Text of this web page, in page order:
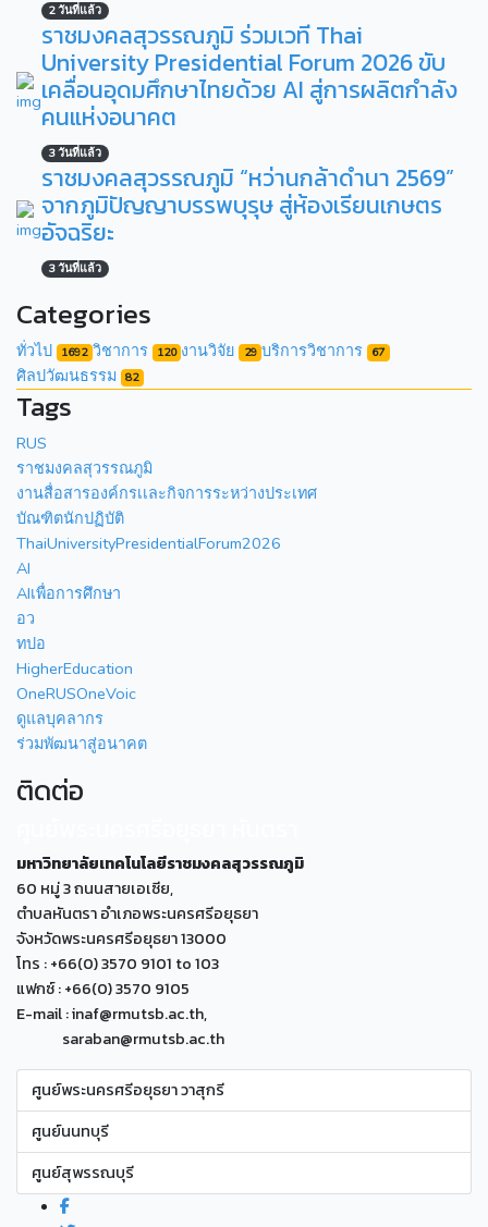
2 วันที่แล้ว
ราชมงคลสุวรรณภูมิ ร่วมเวที Thai
University Presidential Forum 2026 ขับ
เคลื่อนอุดมศึกษาไทยด้วย AI สู่การผลิตกำลัง
คนแห่งอนาคต
3 วันที่แล้ว
ราชมงคลสุวรรณภูมิ “หว่านกล้าดำนา 2569”
จากภูมิปัญญาบรรพบุรุษ สู่ห้องเรียนเกษตร
อัจฉริยะ
3 วันที่แล้ว
Categories
ทั่วไป 1692 วิชาการ 120 งานวิจัย 29 บริการวิชาการ 67
ศิลปวัฒนธรรม 82
Tags
RUS
ราชมงคลสุวรรณภูมิ
งานสื่อสารองค์กรเเละกิจการระหว่างประเทศ
บัณฑิตนักปฏิบัติ
ThaiUniversityPresidentialForum2026
AI
AIเพื่อการศึกษา
อว
ทปอ
HigherEducation
OneRUSOneVoic
ดูแลบุคลากร
ร่วมพัฒนาสู่อนาคต
ติดต่อ
มหาวิทยาลัยเทคโนโลยีราชมงคลสุวรรณภูมิ
60 หมู่ 3 ถนนสายเอเซีย,
ตำบลหันตรา อำเภอพระนครศรีอยุธยา
จังหวัดพระนครศรีอยุธยา 13000
โทร : +66(0) 3570 9101 to 103
แฟกซ์ : +66(0) 3570 9105
E-mail : inaf@rmutsb.ac.th,
saraban@rmutsb.ac.th
ศูนย์พระนครศรีอยุธยา วาสุกรี
ศูนย์นนทบุรี
ศูนย์สุพรรณบุรี